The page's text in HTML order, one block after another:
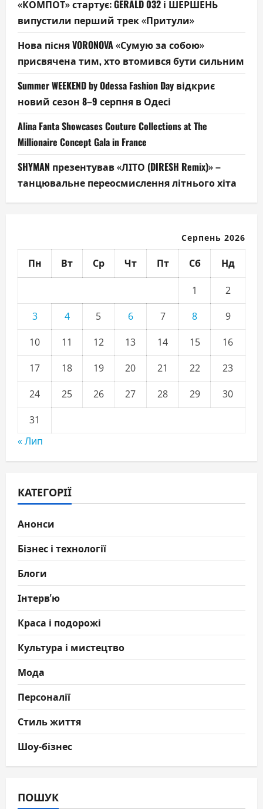
«КОМПОТ» стартує: GERALD 032 і ШЕРШЕНЬ
випустили перший трек «Притули»
Нова пісня VORONOVA «Сумую за собою»
присвячена тим, хто втомився бути сильним
Summer WEEKEND by Odessa Fashion Day відкриє
новий сезон 8–9 серпня в Одесі
Alina Fanta Showcases Couture Collections at The
Millionaire Concept Gala in France
SHYMAN презентував «ЛІТО (DIRESH Remix)» –
танцювальне переосмислення літнього хіта
Серпень 2026
Пн Вт Ср Чт Пт Сб Нд
1
2
3
4 5 6 7 8
9
10
11 12 13 14 15
16
17
18 19 20 21 22
23
24
25 26 27 28 29
30
31
« Лип
КАТЕГОРІЇ
Анонси
Бізнес і технології
Блоги
Інтерв'ю
Краса і подорожі
Культура і мистецтво
Мода
Персоналії
Стиль життя
Шоу-бізнес
ПОШУК